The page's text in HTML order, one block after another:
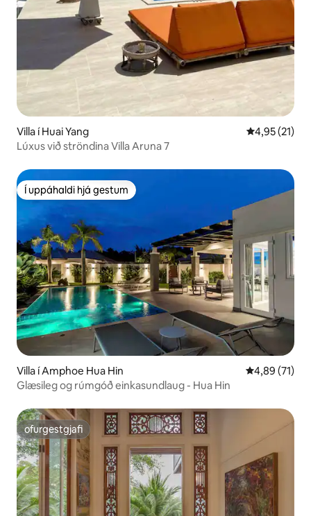
Villa í Huai Yang 4,95 af 5 í
4,95 (21)
Lúxus við ströndina Villa Aruna 7
Í uppáhaldi hjá gestum
Í uppáhaldi hjá gestum
Villa í Amphoe Hua Hin 4,89 af 5 í
4,89 (71)
Glæsileg og rúmgóð einkasundlaug - Hua Hin
ofurgestgjafi
ofurgestgjafi